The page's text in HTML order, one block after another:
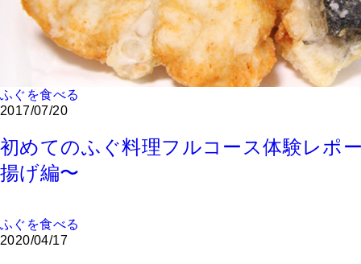
ふぐを食べる
2017/07/20
初めてのふぐ料理フルコース体験レポ
揚げ編〜
ふぐを食べる
2020/04/17